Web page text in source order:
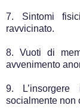
7. Sintomi
ravvicinato.
8. Vuoti di
avvenimento
9.
socialmente non